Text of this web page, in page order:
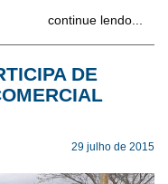
continue lendo...
DE
29 julho de 2015